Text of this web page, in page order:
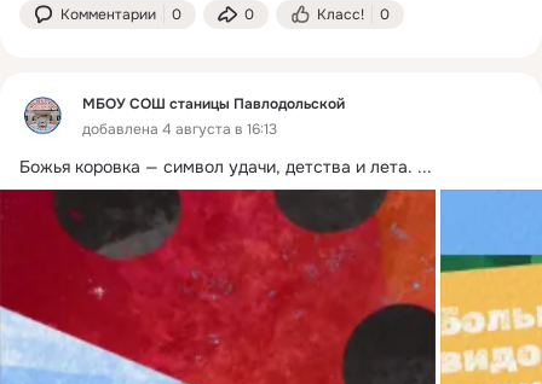
Комментарии 0 0 Класс! 0
МБОУ СОШ станицы Павлодольской
добавлена 4 августа в 16:13
Божья коровка — символ удачи, детства и лета. ...